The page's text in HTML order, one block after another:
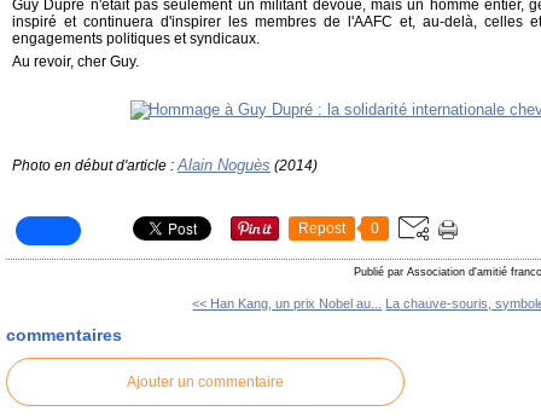
Guy Dupré n'était pas seulement un militant dévoué, mais un homme entier,
inspiré et continuera d'inspirer les membres de l'AAFC et, au-delà, celles
engagements politiques et syndicaux.
Au revoir, cher Guy.
Photo en début d'article :Alain Noguès (2014)
Repost 0
Publié par Association d'amitié
<< Han Kang, un prix Nobel au... La chauve-souris,
commentaires
Ajouter un commentaire